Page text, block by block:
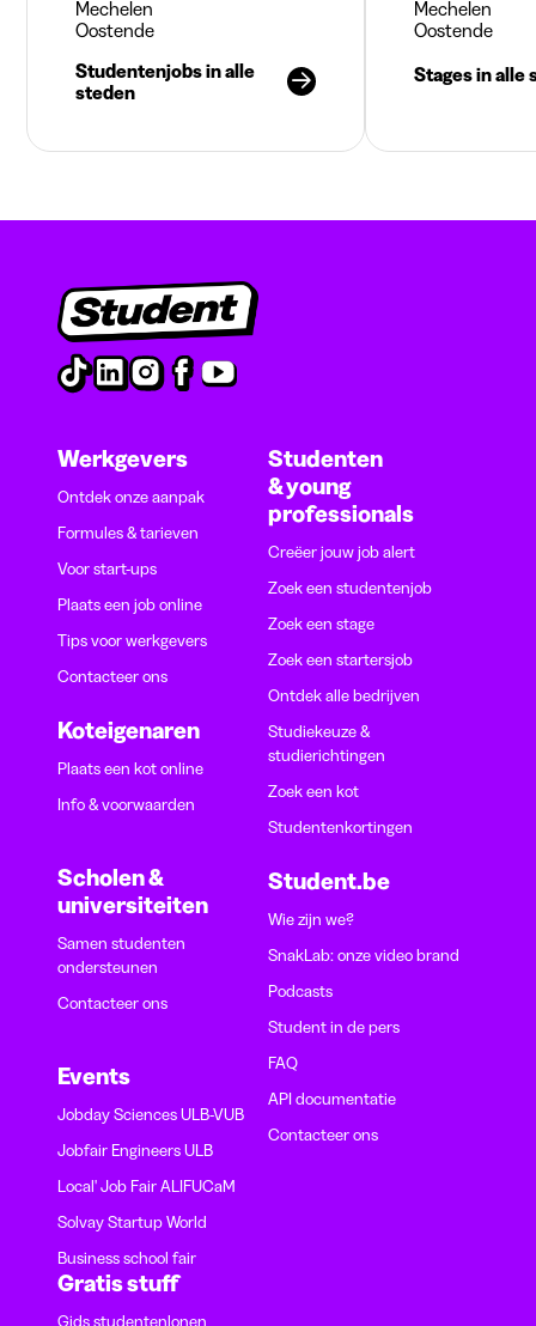
Mechelen
Oostende
Studentenjobs in alle
steden
Mechelen
Oostende
Stages in alle
Werkgevers
Ontdek onze aanpak
Formules & tarieven
Voor start-ups
Plaats een job online
Tips voor werkgevers
Contacteer ons
Koteigenaren
Plaats een kot online
Info & voorwaarden
Scholen &
universiteiten
Samen studenten
ondersteunen
Contacteer ons
Events
Jobday Sciences ULB-VUB
Jobfair Engineers ULB
Local' Job Fair ALIFUCaM
Solvay Startup World
Business school fair
Studenten
& young
professionals
Creëer jouw job alert
Zoek een studentenjob
Zoek een stage
Zoek een startersjob
Ontdek alle bedrijven
Studiekeuze &
studierichtingen
Zoek een kot
Studentenkortingen
Student.be
Wie zijn we?
SnakLab: onze video brand
Podcasts
Student in de pers
FAQ
API documentatie
Contacteer ons
Gratis stuff
Gids studentenlonen